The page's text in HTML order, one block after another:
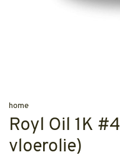
home
Royl Oil 1K
vloerolie)